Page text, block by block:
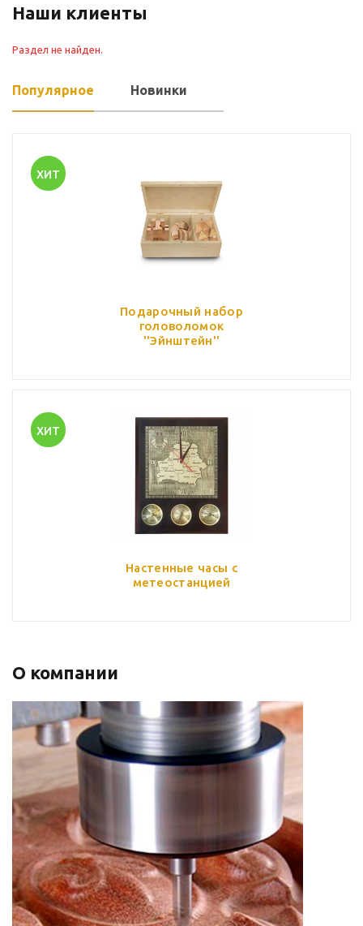
Наши клиенты
Раздел не найден.
Популярное Новинки
ХИТ
Подарочный набор
головоломок
''Эйнштейн''
ХИТ
Настенные часы с
метеостанцией
О компании